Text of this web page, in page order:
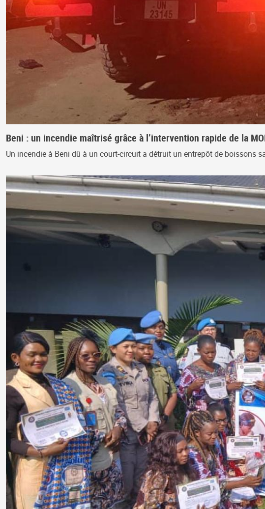
Beni : un incendie maîtrisé grâce à l’intervention rapide de la
Un incendie à Beni dû à un court-circuit a détruit un entrepôt de boissons